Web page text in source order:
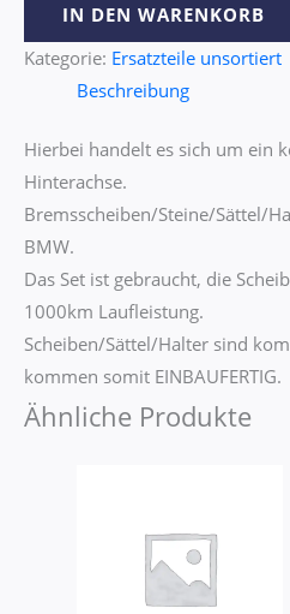
IN DEN WARENKORB
Kategorie: Ersatzteile unsortiert
Beschreibung
Hierbei handelt es sich um ein
Hinterachse.
Bremsscheiben/Steine/Sättel/
BMW.
Das Set ist gebraucht, die
1000km Laufleistung.
Scheiben/Sättel/Halter sind
kommen somit EINBAUFERTIG.
Ähnliche Produkte